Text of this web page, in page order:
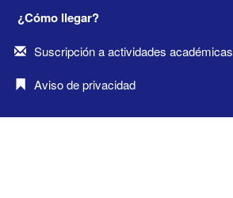
¿Cómo llegar?
Suscripción a actividades académicas
Aviso de privacidad